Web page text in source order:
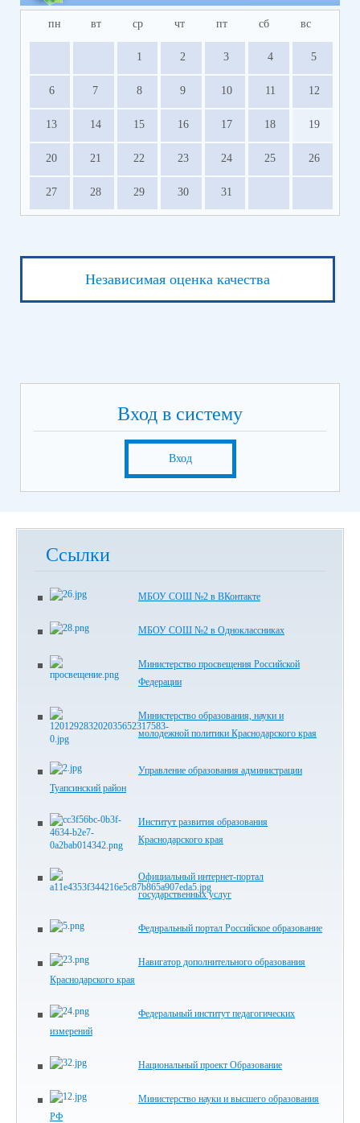
пн вт ср чт пт сб вс
1 2 3 4 5
6 7 8 9 10 11 12
13 14 15 16 17 18 19
20 21 22 23 24 25 26
27 28 29 30 31
Независимая оценка качества
Вход в систему
Вход
Ссылки
МБОУ СОШ №2 в ВКонтакте
МБОУ СОШ №2 в Одноклассниках
Министерство просвещения Российской
Федерации
Министерство образования, науки и
молодежной политики Краснодарского края
Управление образования администрации
Туапсинский район
Институт развития образования
Краснодарского края
Официальный интернет-портал
государственных услуг
Феднральный портал Российское образование
Навигатор дополнительного образования
Краснодарского края
Федеральный институт педагогических
измерений
Национальный проект Образование
Министерство науки и высшего образования
РФ